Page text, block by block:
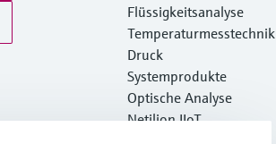
Flüssigkeitsanalyse
Temperaturmesstechnik
Druck
Systemprodukte
Optische Analyse
Netilion IIoT